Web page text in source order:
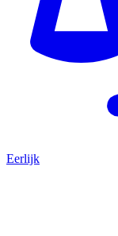
Eerlijk